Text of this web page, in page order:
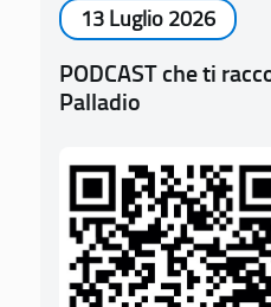
13 Luglio 2026
PODCAST che ti
Palladio